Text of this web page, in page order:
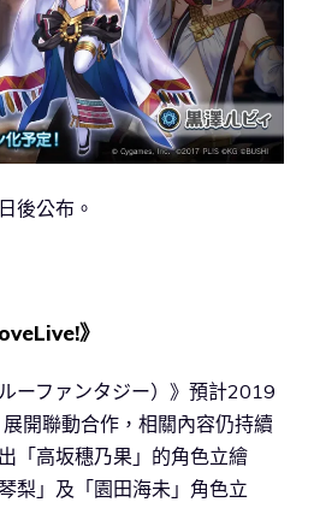
後公布。
》
ーファンタジー）》預計2019
開聯動合作，相關內容仍持續
「高坂穗乃果」的角色立繪
梨」及「園田海未」角色立